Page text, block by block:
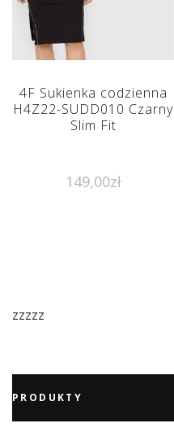
4F Sukienka codzienna
H4Z22-SUDD010 Czarny
Slim Fit
149,00zł
zzzzz
PRODUKTY